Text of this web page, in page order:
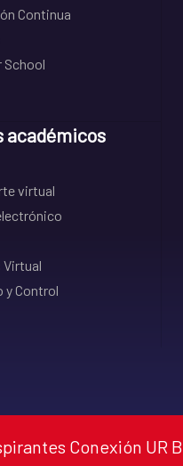
Continua
School
académicos
virtual
Virtual
y Control
Conexión UR